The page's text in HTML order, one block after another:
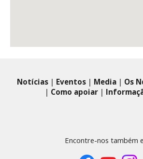
Notícias | Eventos | Media | Os
| Como apoiar |
Encontre-nos também